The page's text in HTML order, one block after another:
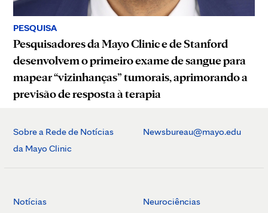
PESQUISA
Pesquisadores da Mayo Clinic e de Stanford
desenvolvem o primeiro exame de sangue para
mapear “vizinhanças” tumorais, aprimorando a
previsão de resposta à terapia
Sobre a Rede de Notícias
da Mayo Clinic
Newsbureau@mayo.edu
Notícias Neurociências